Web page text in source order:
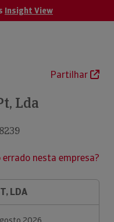
Insight View
Partilhar
Lda
nesta empresa?
LDA